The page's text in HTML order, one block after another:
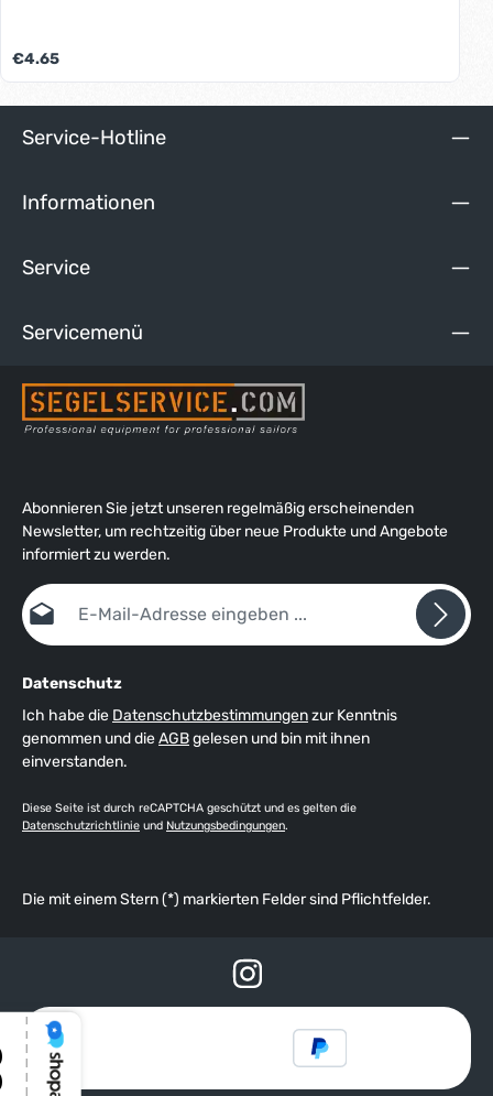
Regulärer Preis:
€4.65
Service-Hotline
Informationen
Service
Servicemenü
Abonnieren Sie jetzt unseren regelmäßig erscheinenden
Newsletter, um rechtzeitig über neue Produkte und Angebote
informiert zu werden.
E-Mail-Adresse*
Datenschutz
Ich habe die Datenschutzbestimmungenzur Kenntnis
genommen und dieAGBgelesen und bin mit ihnen
einverstanden.
Diese Seite ist durch reCAPTCHA geschützt und es gelten die
Datenschutzrichtlinie und Nutzungsbedingungen.
Die mit einem Stern (*) markierten Felder sind Pflichtfelder.